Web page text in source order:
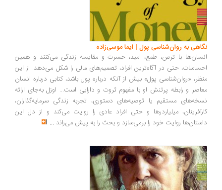
به روان‌شناسی پول | ایما موسی‌زاده
با ترس، طمع، امید، حسرت و مقایسه زندگی می‌کنند و همین
حتی در آگاه‌ترین افراد، تصمیم‌های مالی را شکل می‌دهد. از این
«روان‌شناسی پول» بیش از آنکه درباره پول باشد، کتابی درباره انسان
و رابطه پرتنش او با مفهوم ثروت و دارایی است... اوزل به‌جای ارائه
مستقیم یا توصیه‌های دستوری، تجربه زندگی سرمایه‌گذاران،
میلیاردرها و حتی افراد عادی را روایت می‌کند و از دل این
روایت خود را برمی‌سازد و بحث را به پیش می‌راند ...